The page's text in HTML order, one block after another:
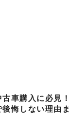
車購入に必見
悔しない理由